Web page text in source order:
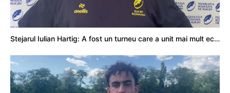
Stejarul Iulian Hartig: A fost un turneu care a unit mai mult echipa